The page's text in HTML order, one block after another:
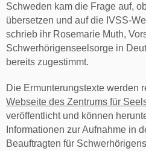
Schweden kam die Frage auf,
übersetzen und auf die IVSS-
schrieb ihr Rosemarie Muth,
Schwerhörigenseelsorge in
bereits zugestimmt.
Die Ermunterungstexte werden
Webseite des Zentrums für
veröffentlicht und können
Informationen zur Aufnahme in
Beauftragten für